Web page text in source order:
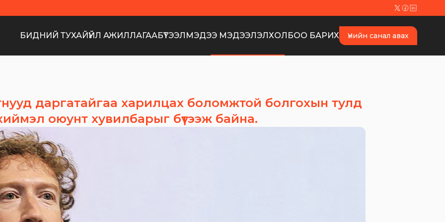
БИДНИЙ ТУХАЙҮЙЛ АЖИЛЛАГААБҮТЭЭЛ МЭДЭЭ МЭДЭЭЛЭЛХОЛБОО БАРИХ Үнийн санал авах
даргатайгаа харилцах боломжтой болгохын тулд
оюунт хувилбарыг бүтээж байна.